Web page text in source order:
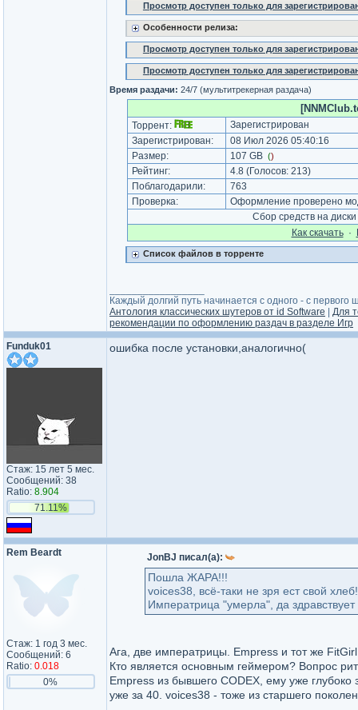
Просмотр доступен только для
Особенности релиза:
Просмотр доступен только для
Просмотр доступен только для
Время раздачи: 24/7 (мультитрекерная раздача)
Торрент:
Зарегистрирован
Зарегистрирован:
08 Июл 2026 05:40:16
Размер:
107 GB ()
Рейтинг: 4.8 (Голосов: 213)
Поблагодарили:
763
Проверка:
Оформление проверено
Сбор средств на
Как cкачать·
Список файлов в торренте
Каждый долгий путь начинается с одного - с первого
Антология классических шутеров от id Software
Для
рекомендации по оформлению раздач в разделе Игр
Funduk01
Стаж: 15 лет 5 мес.
Сообщений: 38
Ratio: 8.904
71.11%
ошибка после установки,аналогично(
Rem Beardt
Стаж: 1 год 3 мес.
Сообщений: 6
Ratio: 0.018
0%
JonBJ писал(а):
Пошла ЖАРА!!!
voices38, всё-таки не зря ест свой хлеб!
Императрица "умерла", да
Ага, две императрицы. Empress и тот же
Кто является основным геймером? Вопрос
Empress из бывшего CODEX, ему уже
уже за 40. voices38 - тоже из старшего